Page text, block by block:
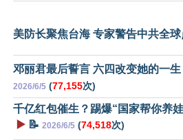
美防长聚焦台海 专家警告中共全球
邓丽君最后誓言 六四改变她的一生
2026/6/5 (77,155次)
千亿红包催生？踢爆“国家帮你养
▶️ 📝 2026/6/5 (74,518次)